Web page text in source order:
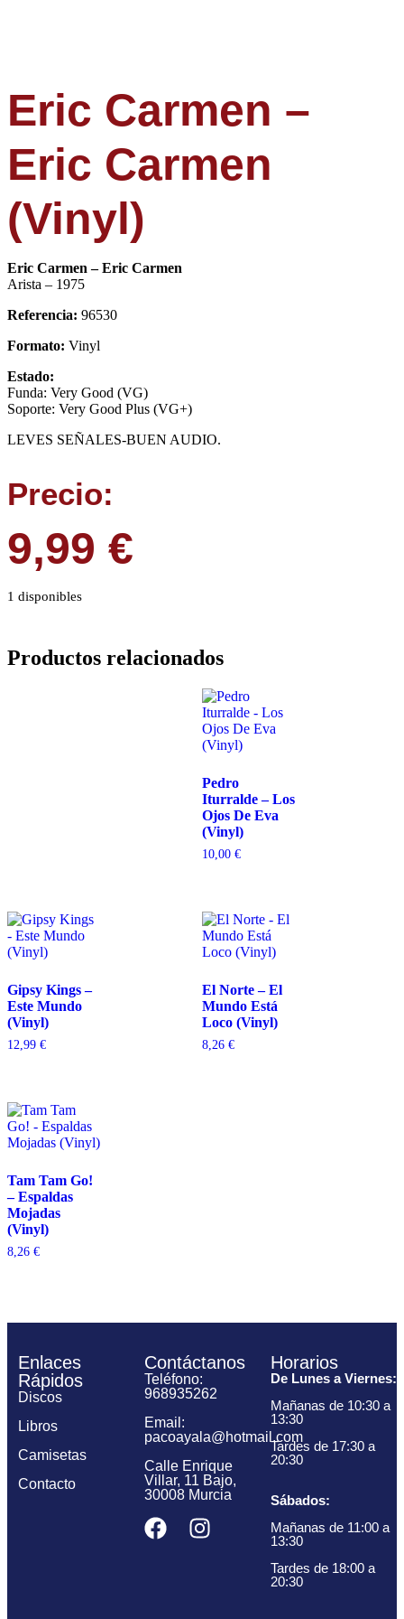
Eric Carmen –
Eric Carmen
(Vinyl)
Eric Carmen – Eric Carmen
Arista – 1975
Referencia: 96530
Formato: Vinyl
Estado:
Funda: Very Good (VG)
Soporte: Very Good Plus (VG+)
LEVES SEÑALES-BUEN AUDIO.
Precio:
9,99 €
1 disponibles
Productos relacionados
Pedro
Iturralde – Los
Ojos De Eva
(Vinyl)
10,00 €
Gipsy Kings –
Este Mundo
(Vinyl)
12,99 €
El Norte – El
Mundo Está
Loco (Vinyl)
8,26 €
Tam Tam Go!
– Espaldas
Mojadas
(Vinyl)
8,26 €
Enlaces
Rápidos
Discos
Libros
Camisetas
Contacto
Contáctanos
Teléfono:
968935262
Email:
pacoayala@hotmail.com
Calle Enrique
Villar, 11 Bajo,
30008 Murcia
Horarios
De Lunes a Viernes:
Mañanas de 10:30 a
13:30
Tardes de 17:30 a
20:30
Sábados:
Mañanas de 11:00 a
13:30
Tardes de 18:00 a
20:30